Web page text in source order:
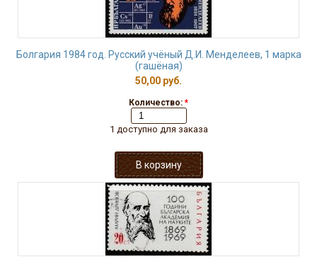
Болгария 1984 год. Русский учёный Д.И. Менделеев, 1 марка
(гашёная)
50,00 руб.
Количество: *
1 доступно для заказа